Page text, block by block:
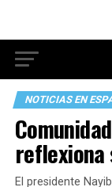
NOTICIAS EN
reflexiona
El presidente